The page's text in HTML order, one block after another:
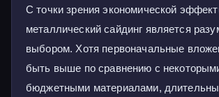
С точки зрения экономической
металлический сайдинг является
выбором. Хотя первоначальные
быть выше по сравнению с
бюджетными материалами,